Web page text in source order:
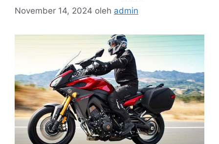
November 14, 2024 oleh admin